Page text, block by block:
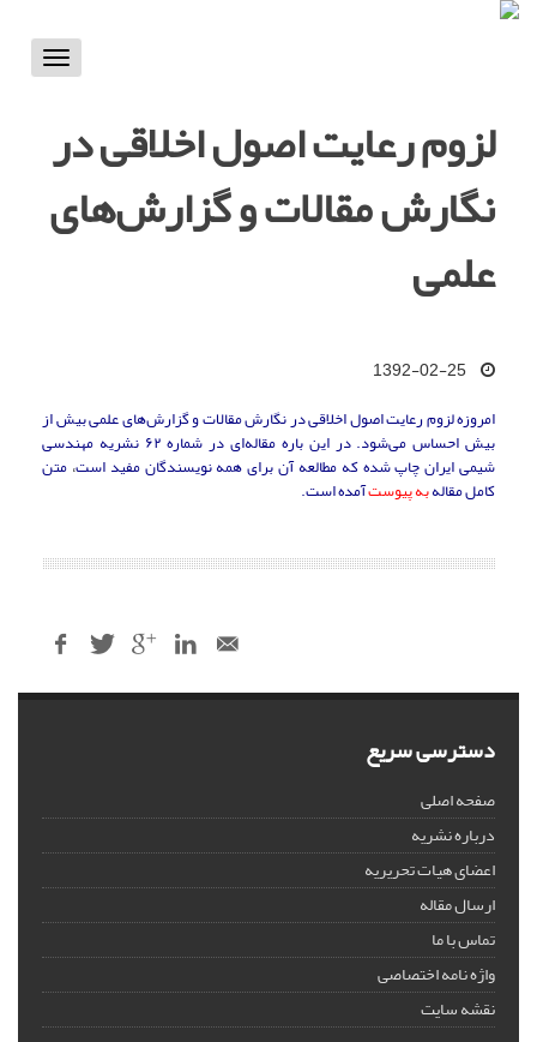
Toggle
لزوم رعایت اصول اخلاقی در
نگارش مقالات و گزارش‌‌های
علمی
1392-02-25
امروزه لزوم رعایت اصول اخلاقی در نگارش مقالات و گزارش‌‌های علمی بیش از
بیش احساس می­‌شود. در این باره مقاله‌ای در شماره ۶۲ نشریه مهندسی
شیمیایران چاپ شده که مطالعه آن برای همه نویسندگان مفید است، متن
کامل مقالهبه پیوستآمده است.
دسترسی سریع
صفحه اصلی
درباره نشریه
اعضای هیات تحریریه
ارسال مقاله
تماس با ما
واژه نامه اختصاصی
نقشه سایت